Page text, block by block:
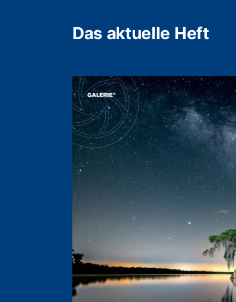
Das aktuelle Heft